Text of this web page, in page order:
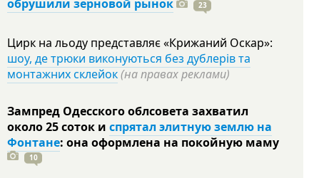
обрушили зерновой рынок
23
Цирк на льоду представляє «Крижаний Оскар»:
шоу, де трюки виконуються без дублерів та
монтажних склейок(на правах реклами)
Зампред Одесского облсовета захватил
около 25 соток и спрятал элитную землю на
Фонтане: она оформлена на покойную маму
10